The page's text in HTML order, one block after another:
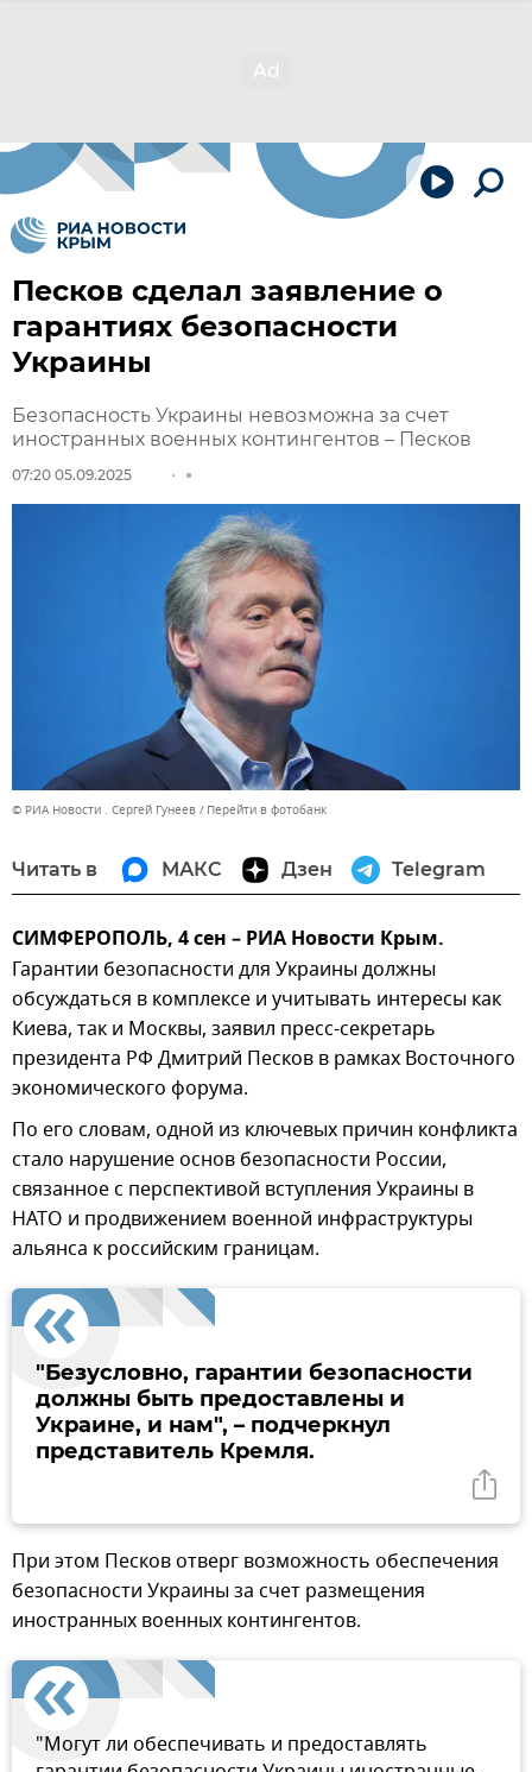
Песков сделал заявление о
гарантиях безопасности
Украины
Безопасность Украины невозможна за счет
иностранных военных контингентов – Песков
07:20 05.09.2025
© РИА Новости . Сергей Гунеев Перейти в фотобанк
Читать в МАКС Дзен Telegram
СИМФЕРОПОЛЬ, 4 сен – РИА Новости Крым.
Гарантии безопасности для Украины должны
обсуждаться в комплексе и учитывать интересы как
Киева, так и Москвы, заявил пресс-секретарь
президента РФ Дмитрий Песков в рамках Восточного
экономического форума.
По его словам, одной из ключевых причин конфликта
стало нарушение основ безопасности России,
связанное с перспективой вступления Украины в
НАТО и продвижением военной инфраструктуры
альянса к российским границам.
"Безусловно, гарантии безопасности
должны быть предоставлены и
Украине, и нам", – подчеркнул
представитель Кремля.
При этом Песков отверг возможность обеспечения
безопасности Украины за счет размещения
иностранных военных контингентов.
"Могут ли обеспечивать и предоставлять